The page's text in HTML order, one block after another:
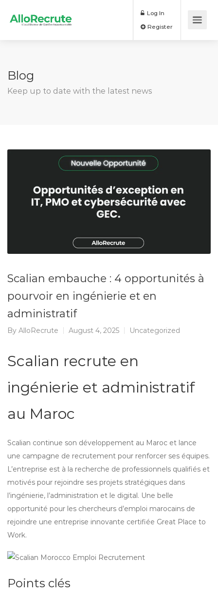
Log In
Blog
Keep up to date with the latest news
Scalian embauche : 4 opportunités à
pourvoir en ingénierie et en
administratif
By AlloRecrute August 4, 2025 Uncategorized
Scalian recrute en
ingénierie et administratif
au Maroc
Scalian continue son développement au Maroc et lance
une campagne de recrutement pour renforcer ses équipes.
L’entreprise est à la recherche de professionnels qualifiés et
motivés pour rejoindre ses projets stratégiques dans
l’ingénierie, l’administration et le digital. Une belle
opportunité pour les chercheurs d’emploi marocains de
rejoindre une entreprise innovante certifiée Great Place to
Work.
Points clés